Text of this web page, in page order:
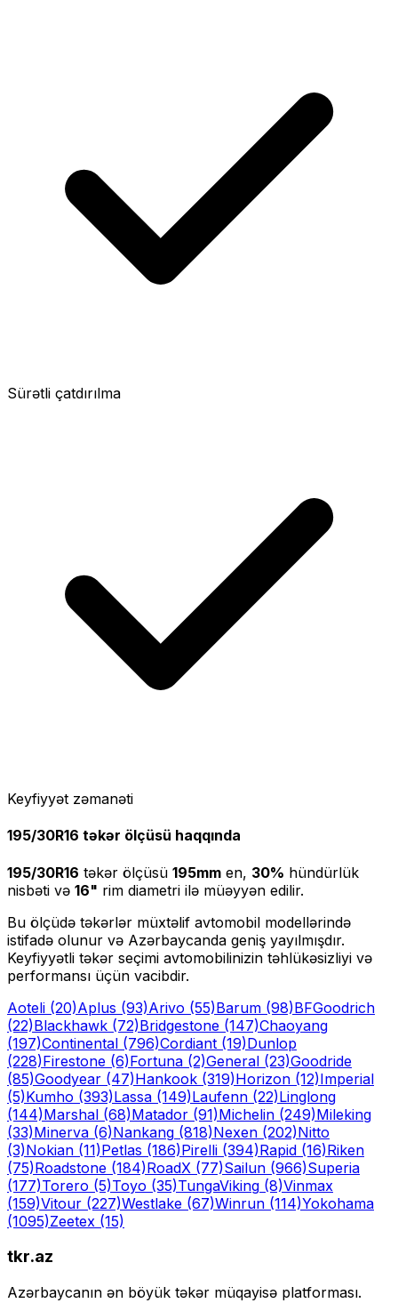
Sürətli çatdırılma
Keyfiyyət zəmanəti
195/30R16 təkər ölçüsü haqqında
195/30R16 təkər ölçüsü 195mm en, 30% hündürlük
nisbəti və 16" rim diametri ilə müəyyən edilir.
Bu ölçüdə təkərlər müxtəlif avtomobil modellərində
istifadə olunur və Azərbaycanda geniş yayılmışdır.
Keyfiyyətli təkər seçimi avtomobilinizin təhlükəsizliyi və
performansı üçün vacibdir.
Aoteli (20)Aplus (93)Arivo (55)Barum (98)BFGoodrich
(22)Blackhawk (72)Bridgestone (147)Chaoyang
(197)Continental (796)Cordiant (19)Dunlop
(228)Firestone (6)Fortuna (2)General (23)Goodride
(85)Goodyear (47)Hankook (319)Horizon (12)Imperial
(5)Kumho (393)Lassa (149)Laufenn (22)Linglong
(144)Marshal (68)Matador (91)Michelin (249)Mileking
(33)Minerva (6)Nankang (818)Nexen (202)Nitto
(3)Nokian (11)Petlas (186)Pirelli (394)Rapid (16)Riken
(75)Roadstone (184)RoadX (77)Sailun (966)Superia
(177)Torero (5)Toyo (35)TungaViking (8)Vinmax
(159)Vitour (227)Westlake (67)Winrun (114)Yokohama
(1095)Zeetex (15)
tkr.az
Azərbaycanın ən böyük təkər müqayisə platforması.